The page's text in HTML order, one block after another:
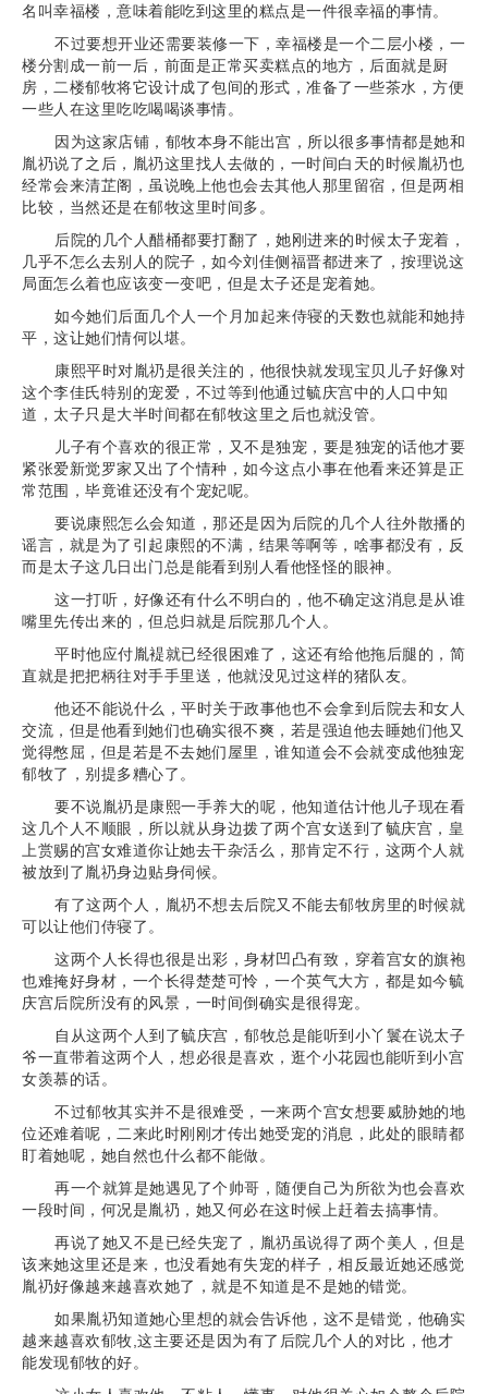
名叫幸福楼，意味着能吃到这里的糕点是一件很幸福的事情。
不过要想开业还需要装修一下，幸福楼是一个二层小楼，一
楼分割成一前一后，前面是正常买卖糕点的地方，后面就是厨
房，二楼郁牧将它设计成了包间的形式，准备了一些茶水，方便
一些人在这里吃吃喝喝谈事情。
因为这家店铺，郁牧本身不能出宫，所以很多事情都是她和
胤礽说了之后，胤礽这里找人去做的，一时间白天的时候胤礽也
经常会来清芷阁，虽说晚上他也会去其他人那里留宿，但是两相
比较，当然还是在郁牧这里时间多。
后院的几个人醋桶都要打翻了，她刚进来的时候太子宠着，
几乎不怎么去别人的院子，如今刘佳侧福晋都进来了，按理说这
局面怎么着也应该变一变吧，但是太子还是宠着她。
如今她们后面几个人一个月加起来侍寝的天数也就能和她持
平，这让她们情何以堪。
康熙平时对胤礽是很关注的，他很快就发现宝贝儿子好像对
这个李佳氏特别的宠爱，不过等到他通过毓庆宫中的人口中知
道，太子只是大半时间都在郁牧这里之后也就没管。
儿子有个喜欢的很正常，又不是独宠，要是独宠的话他才要
紧张爱新觉罗家又出了个情种，如今这点小事在他看来还算是正
常范围，毕竟谁还没有个宠妃呢。
要说康熙怎么会知道，那还是因为后院的几个人往外散播的
谣言，就是为了引起康熙的不满，结果等啊等，啥事都没有，反
而是太子这几日出门总是能看到别人看他怪怪的眼神。
这一打听，好像还有什么不明白的，他不确定这消息是从谁
嘴里先传出来的，但总归就是后院那几个人。
平时他应付胤褆就已经很困难了，这还有给他拖后腿的，简
直就是把把柄往对手手里送，他就没见过这样的猪队友。
他还不能说什么，平时关于政事他也不会拿到后院去和女人
交流，但是他看到她们也确实很不爽，若是强迫他去睡她们他又
觉得憋屈，但是若是不去她们屋里，谁知道会不会就变成他独宠
郁牧了，别提多糟心了。
要不说胤礽是康熙一手养大的呢，他知道估计他儿子现在看
这几个人不顺眼，所以就从身边拨了两个宫女送到了毓庆宫，皇
上赏赐的宫女难道你让她去干杂活么，那肯定不行，这两个人就
被放到了胤礽身边贴身伺候。
有了这两个人，胤礽不想去后院又不能去郁牧房里的时候就
可以让他们侍寝了。
这两个人长得也很是出彩，身材凹凸有致，穿着宫女的旗袍
也难掩好身材，一个长得楚楚可怜，一个英气大方，都是如今毓
庆宫后院所没有的风景，一时间倒确实是很得宠。
自从这两个人到了毓庆宫，郁牧总是能听到小丫鬟在说太子
爷一直带着这两个人，想必很是喜欢，逛个小花园也能听到小宫
女羡慕的话。
不过郁牧其实并不是很难受，一来两个宫女想要威胁她的地
位还难着呢，二来此时刚刚才传出她受宠的消息，此处的眼睛都
盯着她呢，她自然也什么都不能做。
再一个就算是她遇见了个帅哥，随便自己为所欲为也会喜欢
一段时间，何况是胤礽，她又何必在这时候上赶着去搞事情。
再说了她又不是已经失宠了，胤礽虽说得了两个美人，但是
该来她这里还是来，也没看她有失宠的样子，相反最近她还感觉
胤礽好像越来越喜欢她了，就是不知道是不是她的错觉。
如果胤礽知道她心里想的就会告诉他，这不是错觉，他确实
越来越喜欢郁牧,这主要还是因为有了后院几个人的对比，他才
能发现郁牧的好。